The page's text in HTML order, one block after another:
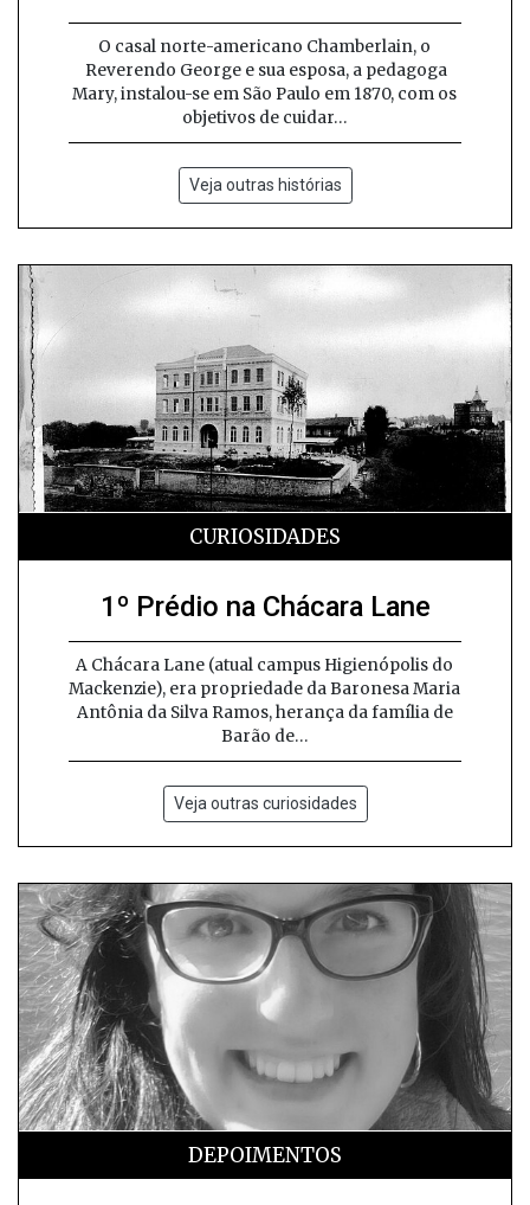
O casal norte-americano Chamberlain, o
Reverendo George e sua esposa, a pedagoga
Mary, instalou-se em São Paulo em 1870, com os
objetivos de cuidar…
Veja outras histórias
CURIOSIDADES
1º Prédio na Chácara Lane
A Chácara Lane (atual campus Higienópolis do
Mackenzie), era propriedade da Baronesa Maria
Antônia da Silva Ramos, herança da família de
Barão de…
Veja outras curiosidades
DEPOIMENTOS